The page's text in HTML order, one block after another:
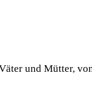
und Mütter,